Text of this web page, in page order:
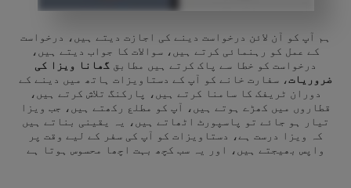
ہم آپ کو آن لائن درخواست دینے کی اجازت دیتے ہیں، درخواست
کے عمل کو رہنمائی کرتے ہیں، سوالات کا جواب دیتے ہیں،
درخواست کو خطا سے پاک کرتے ہیں مطابق گھانا ویزا کی
ضروریات، سفارت خانے کو آپ کے دستاویزات ہاتھ میں دینے کے
دوران ٹریفک کا سامنا کرتے ہیں، پارکنگ تلاش کرتے ہیں،
قطاروں میں کھڑے ہوتے ہیں، آپ کو مطلع رکھتے ہیں، جب ویزا
تیار ہو جائے تو پاسپورٹ اٹھاتے ہیں، یہ یقینی بناتے ہیں
کہ ویزا درست ہے، دستاویزات کو آپ کی سفر کے لیے وقت پر
واپس بھیجتے ہیں، اور یہ سب کچھ بہت اچھا محسوس ہوتا ہے